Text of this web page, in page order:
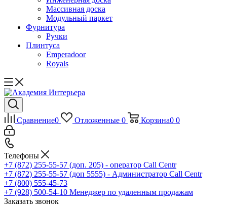
Массивная доска
Модульный паркет
Фурнитура
Ручки
Плинтуса
Emperadoor
Royals
Сравнение0 Отложенные 0 Корзина0 0
Телефоны
+7 (872) 255-55-57 (доп. 205) - оператор Call Centr
+7 (872) 255-55-57 (доп 5555) - Администратор Call Centr
+7 (800) 555-45-73
+7 (928) 500-54-10 Менеджер по удаленным продажам
Заказать звонок